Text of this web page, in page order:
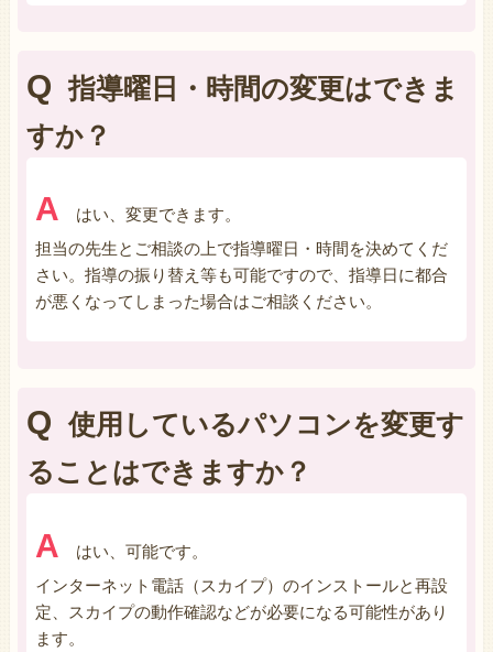
Q 指導曜日・時間の変更はできま
すか？
A
はい、変更できます。
担当の先生とご相談の上で指導曜日・時間を決めてくだ
さい。指導の振り替え等も可能ですので、指導日に都合
が悪くなってしまった場合はご相談ください。
Q 使用しているパソコンを変更す
ることはできますか？
A
はい、可能です。
インターネット電話（スカイプ）のインストールと再設
定、スカイプの動作確認などが必要になる可能性があり
ます。